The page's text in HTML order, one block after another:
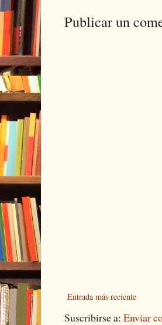
Publicar un
Entrada más reciente
Suscribirse a: Enviar